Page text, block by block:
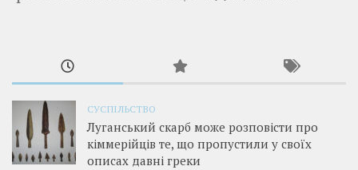
СУСПІЛЬСТВО
Луганський скарб може розповісти про
кіммерійців те, що пропустили у своїх
описах давні греки